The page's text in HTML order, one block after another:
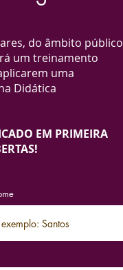
do âmbito público
um treinamento
uma
Didática
EM PRIMEIRA